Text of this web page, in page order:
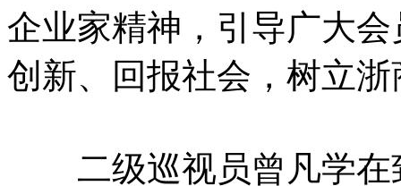
企业家精神，引导广大
创新、回报社会，树立
二级巡视员曾凡学在